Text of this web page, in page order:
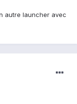
autre launcher avec